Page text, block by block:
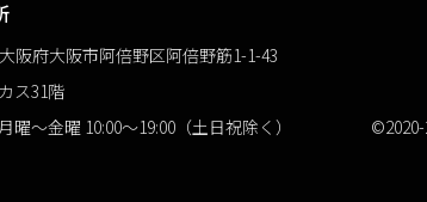
阪府大阪市阿倍野区阿倍野筋1-1-43
ス31階
曜～金曜 10:00～19:00（土日祝除く）